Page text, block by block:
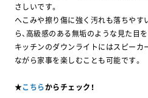
さしいです。
へこみや擦り傷に強く汚れも落ちや
ら、高級感のある無垢のような見た目
キッチンのダウンライトにはスピーカ
ながら家事を楽しむことも可能です。
★こちらからチェック！